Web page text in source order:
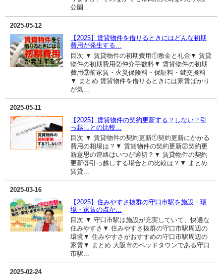
公園...
2025-05-12
【2025】賃貸物件を借りるときにはどんな初期
費用が発生する...
目次 ▼ 賃貸物件の初期費用①敷金と礼金▼ 賃貸
物件の初期費用②仲介手数料▼ 賃貸物件の初期
費用③前家賃・火災保険料・保証料・鍵交換料
▼ まとめ 賃貸物件を借りるときには家賃ばかり
が気...
2025-05-11
【2025】賃貸物件の契約更新する？しない？引
っ越しとの比較...
目次 ▼ 賃貸物件の契約更新①契約更新にかかる
費用の相場は？▼ 賃貸物件の契約更新②契約更
新意思の連絡はいつが適切？▼ 賃貸物件の契約
更新③引っ越しする場合との比較は？▼ まとめ
賃貸...
2025-03-16
【2025】住みやすさ抜群の守口市駅を施設・環
境・家賃の点か...
目次 ▼ 守口市駅は施設が充実していて、快適な
住みやすさ▼ 住みやすさ抜群の守口市駅周辺の
環境▼ 住みやすさがおすすめの守口市駅周辺の
家賃▼ まとめ 大阪市のベッドタウンである守口
市駅...
2025-02-24